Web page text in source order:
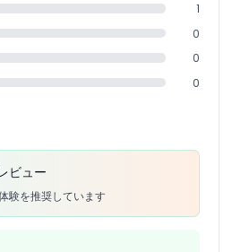
ン博物館
・スミソニアン デザイン博物館
アー
食と文化の徒歩ツアー
ジ徒歩ツアー
NYC 屋上フォトシュート
よるハーレムの文化徒歩ツアー
ーズ ハイライトツアー
ブルックリンベスト徒歩ツアー
歩ツアー
1
0
0
0
ビュー
験を推奨しています